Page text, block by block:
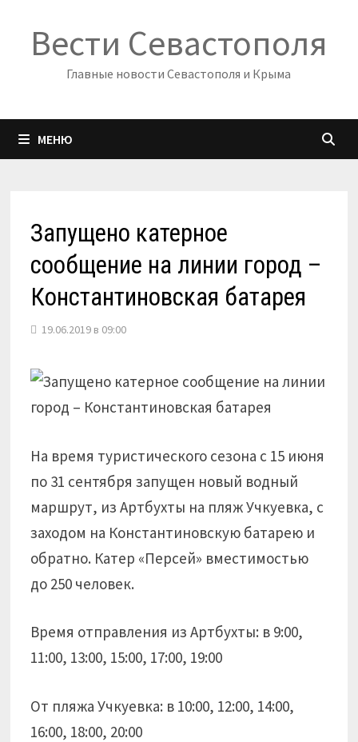
содержимому
Вести Севастополя
Главные новости Севастополя и Крыма
МЕНЮ
Запущено катерное
сообщение на линии город –
Константиновская батарея
19.06.2019 в 09:00
На время туристического сезона с 15 июня
по 31 сентября запущен новый водный
маршрут, из Артбухты на пляж Учкуевка, с
заходом на Константиновскую батарею и
обратно. Катер «Персей» вместимостью
до 250 человек.
Время отправления из Артбухты: в 9:00,
11:00, 13:00, 15:00, 17:00, 19:00
От пляжа Учкуевка: в 10:00, 12:00, 14:00,
16:00, 18:00, 20:00